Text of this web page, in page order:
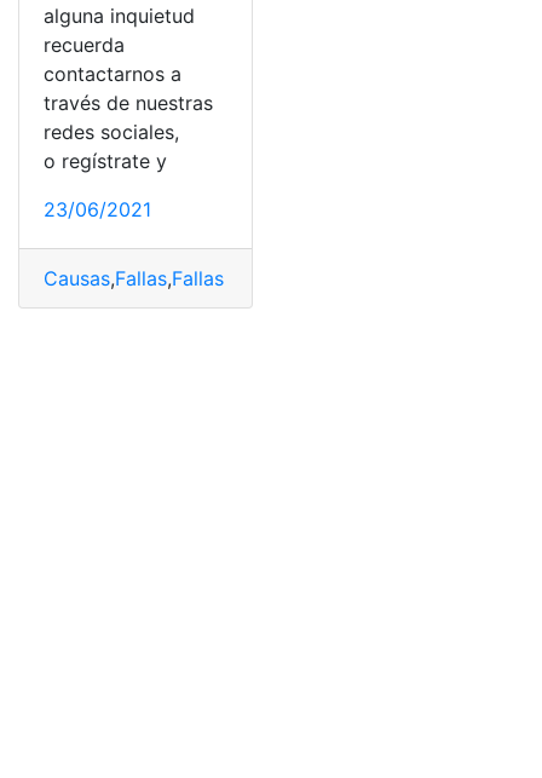
alguna inquietud
recuerda
contactarnos a
través de nuestras
redes sociales,
o regístrate y
23/06/2021
Causas,Fallas,Fallas del sistema